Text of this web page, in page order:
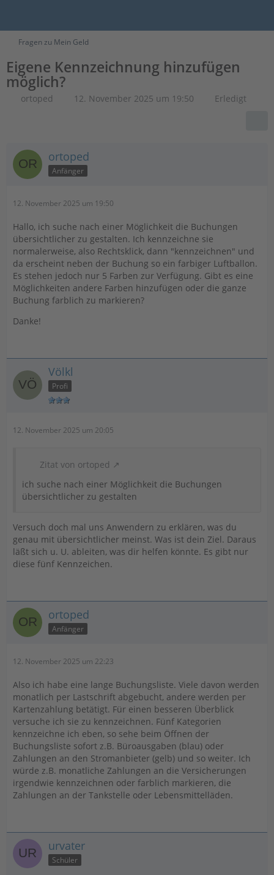
Fragen zu Mein Geld
Eigene Kennzeichnung hinzufügen
möglich?
ortoped 12. November 2025 um 19:50 Erledigt
ortoped
Anfänger
12. November 2025 um 19:50
Hallo, ich suche nach einer Möglichkeit die Buchungen
übersichtlicher zu gestalten. Ich kennzeichne sie
normalerweise, also Rechtsklick, dann "kennzeichnen" und
da erscheint neben der Buchung so ein farbiger Luftballon.
Es stehen jedoch nur 5 Farben zur Verfügung. Gibt es eine
Möglichkeiten andere Farben hinzufügen oder die ganze
Buchung farblich zu markieren?
Danke!
Völkl
Profi
12. November 2025 um 20:05
Zitat von ortoped
ich suche nach einer Möglichkeit die Buchungen
übersichtlicher zu gestalten
Versuch doch mal uns Anwendern zu erklären, was du
genau mit übersichtlicher meinst. Was ist dein Ziel. Daraus
läßt sich u. U. ableiten, was dir helfen könnte. Es gibt nur
diese fünf Kennzeichen.
ortoped
Anfänger
12. November 2025 um 22:23
Also ich habe eine lange Buchungsliste. Viele davon werden
monatlich per Lastschrift abgebucht, andere werden per
Kartenzahlung betätigt. Für einen besseren Überblick
versuche ich sie zu kennzeichnen. Fünf Kategorien
kennzeichne ich eben, so sehe beim Öffnen der
Buchungsliste sofort z.B. Büroausgaben (blau) oder
Zahlungen an den Stromanbieter (gelb) und so weiter. Ich
würde z.B. monatliche Zahlungen an die Versicherungen
irgendwie kennzeichnen oder farblich markieren, die
Zahlungen an der Tankstelle oder Lebensmittelläden.
urvater
Schüler